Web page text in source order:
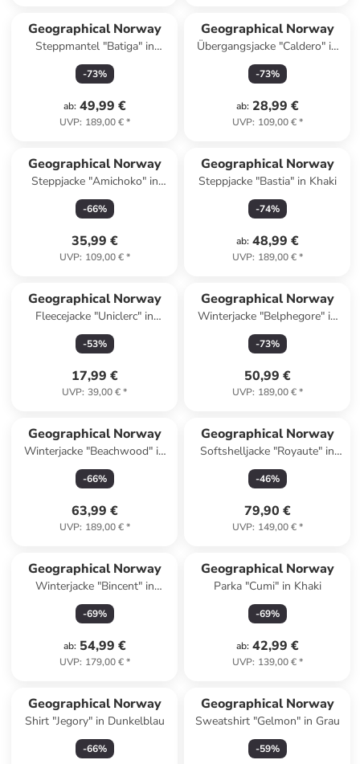
Geographical Norway
Steppmantel "Batiga" in
Schwarz
-73%
ab: 49,99 €
UVP: 189,00 €*
Geographical Norway
Übergangsjacke "Caldero" in
Grau
-73%
ab: 28,99 €
UVP: 109,00 €*
Geographical Norway
Steppjacke "Amichoko" in
Dunkelblau
-66%
35,99 €
UVP: 109,00 €*
Geographical Norway
Steppjacke "Bastia" in Khaki
-74%
ab: 48,99 €
UVP: 189,00 €*
Geographical Norway
Fleecejacke "Uniclerc" in
Dunkelblau
-53%
17,99 €
UVP: 39,00 €*
Geographical Norway
Winterjacke "Belphegore" in
Dunkelblau
-73%
50,99 €
UVP: 189,00 €*
Geographical Norway
Winterjacke "Beachwood" in
Dunkelblau
-66%
63,99 €
UVP: 189,00 €*
Geographical Norway
Softshelljacke "Royaute" in
Rot
-46%
79,90 €
UVP: 149,00 €*
Geographical Norway
Winterjacke "Bincent" in
Schwarz
-69%
ab: 54,99 €
UVP: 179,00 €*
Geographical Norway
Parka "Cumi" in Khaki
-69%
ab: 42,99 €
UVP: 139,00 €*
Geographical Norway
Shirt "Jegory" in Dunkelblau
-66%
Geographical Norway
Sweatshirt "Gelmon" in Grau
-59%